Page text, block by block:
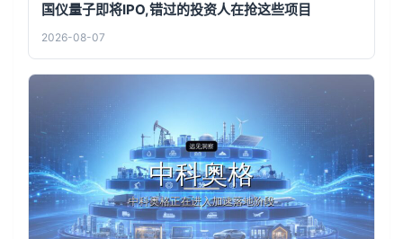
国仪量子即将IPO,错过的投资人在抢这些项目
2026-08-07